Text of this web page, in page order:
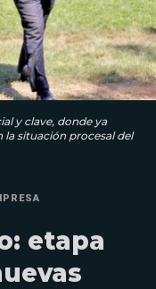
y clave, donde ya
situación procesal del
etapa